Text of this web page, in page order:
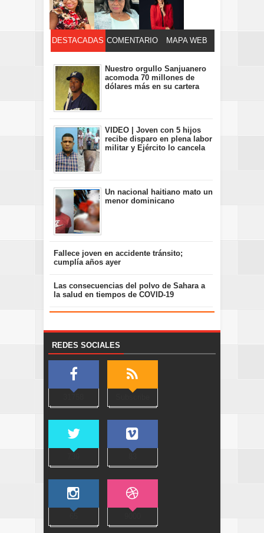
DESTACADAS COMENTARIO MAPA WEB
Nuestro orgullo Sanjuanero
acomoda 70 millones de
dólares más en su cartera
VIDEO | Joven con 5 hijos
recibe disparo en plena labor
militar y Ejército lo cancela
Un nacional haitiano mato un
menor dominicano
Fallece joven en accidente tránsito;
cumplía años ayer
Las consecuencias del polvo de Sahara a
la salud en tiempos de COVID-19
REDES SOCIALES